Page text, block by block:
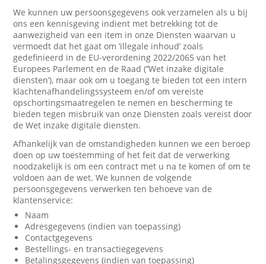
We kunnen uw persoonsgegevens ook verzamelen als u bij
ons een kennisgeving indient met betrekking tot de
aanwezigheid van een item in onze Diensten waarvan u
vermoedt dat het gaat om ‘illegale inhoud’ zoals
gedefinieerd in de EU-verordening 2022/2065 van het
Europees Parlement en de Raad (‘’Wet inzake digitale
diensten’), maar ook om u toegang te bieden tot een intern
klachtenafhandelingssysteem en/of om vereiste
opschortingsmaatregelen te nemen en bescherming te
bieden tegen misbruik van onze Diensten zoals vereist door
de Wet inzake digitale diensten.
Afhankelijk van de omstandigheden kunnen we een beroep
doen op uw toestemming of het feit dat de verwerking
noodzakelijk is om een contract met u na te komen of om te
voldoen aan de wet. We kunnen de volgende
persoonsgegevens verwerken ten behoeve van de
klantenservice:
Naam
Adresgegevens (indien van toepassing)
Contactgegevens
Bestellings- en transactiegegevens
Betalingsgegevens (indien van toepassing)